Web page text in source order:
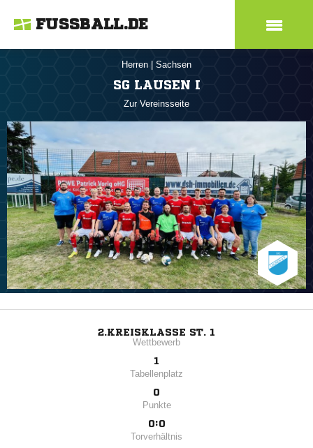
FUSSBALL.DE
Herren Sachsen
SG LAUSEN I
Zur Vereinsseite
2.KREISKLASSE ST. 1
Wettbewerb
1
Tabellenplatz
0
Punkte
0:0
Torverhältnis